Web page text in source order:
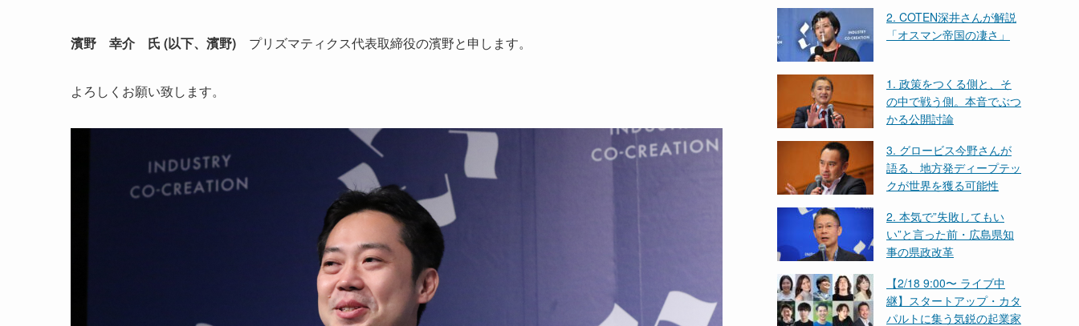
濱野 幸介 氏 (以下、濱野) プリズマティクス代表取締役の濱野と申します。
よろしくお願い致します。
2. COTEN深井さんが解説
「オスマン帝国の凄さ」
1. 政策をつくる側と、そ
の中で戦う側。本音でぶつ
かる公開討論
3. グロービス今野さんが
語る、地方発ディープテッ
クが世界を獲る可能性
2. 本気で”失敗してもい
い”と言った前・広島県知
事の県政改革
【2/18 9:00〜 ライブ中
継】スタートアップ・カタ
パルトに集う気鋭の起業家